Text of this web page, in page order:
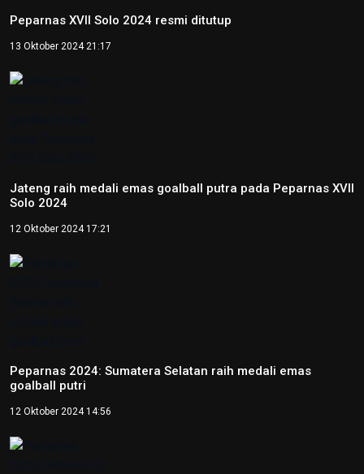
Peparnas XVII Solo 2024 resmi ditutup
13 Oktober 2024 21:17
Jateng raih medali emas goalball putra pada Peparnas XVII
Solo 2024
12 Oktober 2024 17:21
Peparnas 2024: Sumatera Selatan raih medali emas
goalball putri
12 Oktober 2024 14:56